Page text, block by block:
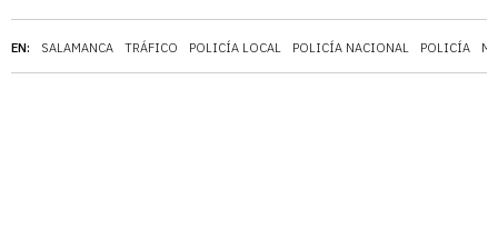
EN: SALAMANCA TRÁFICO POLICÍA LOCAL POLICÍA NACIONAL POLICÍA